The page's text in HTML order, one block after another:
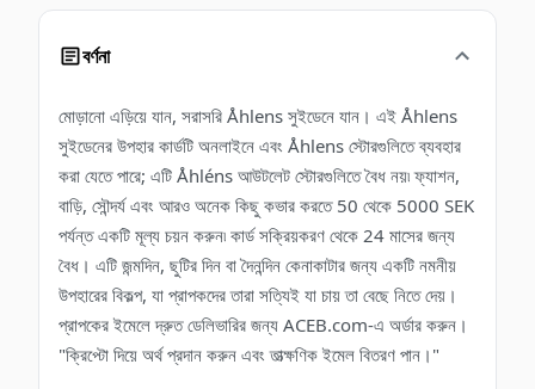
বর্ণনা
মোড়ানো এড়িয়ে যান, সরাসরি Åhlens সুইডেনে যান। এই Åhlens
সুইডেনের উপহার কার্ডটি অনলাইনে এবং Åhlens স্টোরগুলিতে ব্যবহার
করা যেতে পারে; এটি Åhléns আউটলেট স্টোরগুলিতে বৈধ নয়৷ ফ্যাশন,
বাড়ি, সৌন্দর্য এবং আরও অনেক কিছু কভার করতে 50 থেকে 5000 SEK
পর্যন্ত একটি মূল্য চয়ন করুন৷ কার্ড সক্রিয়করণ থেকে 24 মাসের জন্য
বৈধ। এটি জন্মদিন, ছুটির দিন বা দৈনন্দিন কেনাকাটার জন্য একটি নমনীয়
উপহারের বিকল্প, যা প্রাপকদের তারা সত্যিই যা চায় তা বেছে নিতে দেয়।
প্রাপকের ইমেলে দ্রুত ডেলিভারির জন্য ACEB.com-এ অর্ডার করুন।
"ক্রিপ্টো দিয়ে অর্থ প্রদান করুন এবং তাত্ক্ষণিক ইমেল বিতরণ পান।"